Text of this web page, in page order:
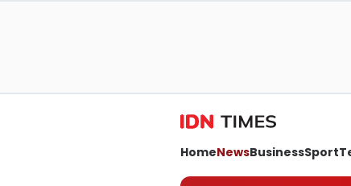
HomeNewsBusinessSport